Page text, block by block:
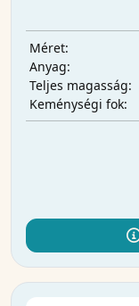
Méret:
Anyag:
Teljes magasság:
Keménységi fok: